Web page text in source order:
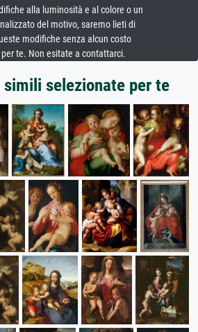
alla luminosità e al colore o un
del motivo, saremo lieti di
modifiche senza alcun costo
te. Non esitate a contattarci.
simili selezionate per te